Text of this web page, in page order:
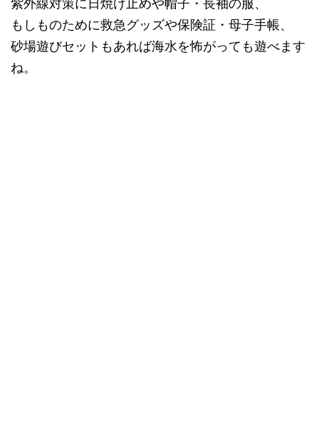
紫外線対策に日焼け止めや帽子・長袖の服、
もしものために救急グッズや保険証・母子手帳、
砂場遊びセットもあれば海水を怖がっても遊べます
ね。